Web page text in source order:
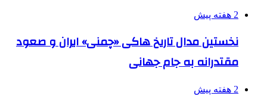
2 هفته پیش
نخستین مدال تاریخ هاکی «چمنی» ایران و صعود
مقتدرانه به جام جهانی
2 هفته پیش